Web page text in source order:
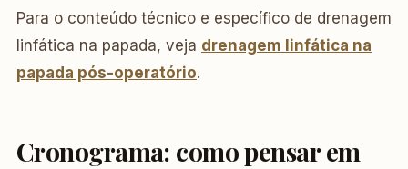
Para o conteúdo técnico e específico de drenagem
linfática na papada, veja drenagem linfática na
papada pós-operatório.
Cronograma: como pensar em